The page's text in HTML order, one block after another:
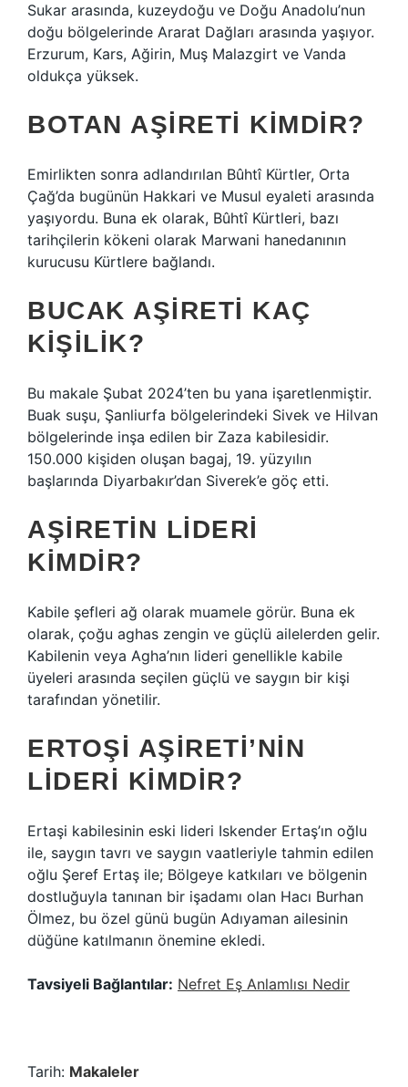
Sukar arasında, kuzeydoğu ve Doğu Anadolu’nun
doğu bölgelerinde Ararat Dağları arasında yaşıyor.
Erzurum, Kars, Ağirin, Muş Malazgirt ve Vanda
oldukça yüksek.
BOTAN AŞIRETI KIMDIR?
Emirlikten sonra adlandırılan Bûhtî Kürtler, Orta
Çağ’da bugünün Hakkari ve Musul eyaleti arasında
yaşıyordu. Buna ek olarak, Bûhtî Kürtleri, bazı
tarihçilerin kökeni olarak Marwani hanedanının
kurucusu Kürtlere bağlandı.
BUCAK AŞIRETI KAÇ
KIŞILIK?
Bu makale Şubat 2024’ten bu yana işaretlenmiştir.
Buak suşu, Şanliurfa bölgelerindeki Sivek ve Hilvan
bölgelerinde inşa edilen bir Zaza kabilesidir.
150.000 kişiden oluşan bagaj, 19. yüzyılın
başlarında Diyarbakır’dan Siverek’e göç etti.
AŞIRETIN LIDERI
KIMDIR?
Kabile şefleri ağ olarak muamele görür. Buna ek
olarak, çoğu aghas zengin ve güçlü ailelerden gelir.
Kabilenin veya Agha’nın lideri genellikle kabile
üyeleri arasında seçilen güçlü ve saygın bir kişi
tarafından yönetilir.
ERTOŞI AŞIRETI’NIN
LIDERI KIMDIR?
Ertaşi kabilesinin eski lideri Iskender Ertaş’ın oğlu
ile, saygın tavrı ve saygın vaatleriyle tahmin edilen
oğlu Şeref Ertaş ile; Bölgeye katkıları ve bölgenin
dostluğuyla tanınan bir işadamı olan Hacı Burhan
Ölmez, bu özel günü bugün Adıyaman ailesinin
düğüne katılmanın önemine ekledi.
Tavsiyeli Bağlantılar: Nefret Eş Anlamlısı Nedir
Tarih: Makaleler